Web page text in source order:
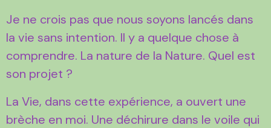
Je ne crois pas que nous soyons lancés dans
la vie sans intention. Il y a quelque chose à
comprendre. La nature de la Nature. Quel est
son projet ?
La Vie, dans cette expérience, a ouvert une
brèche en moi. Une déchirure dans le voile qui